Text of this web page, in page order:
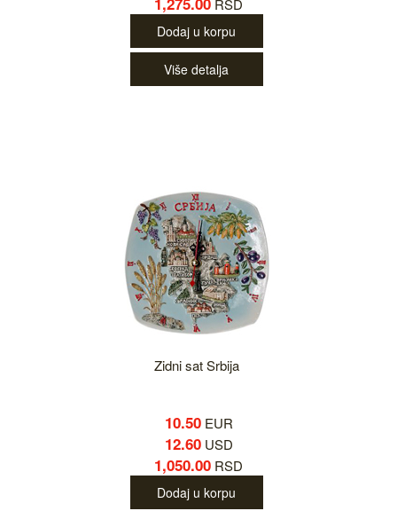
RSD
Dodaj u korpu
Više detalja
Zidni sat Srbija
10.50EUR
12.60USD
1,050.00 RSD
Dodaj u korpu